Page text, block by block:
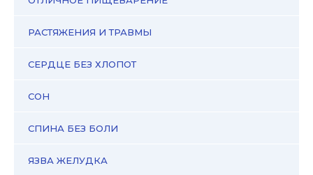
РАСТЯЖЕНИЯ И ТРАВМЫ
СЕРДЦЕ БЕЗ ХЛОПОТ
СОН
СПИНА БЕЗ БОЛИ
ЯЗВА ЖЕЛУДКА